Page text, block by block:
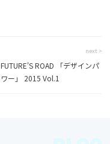
next >
FUTURE'S ROAD 「デザインパ
ワー」 2015 Vol.1